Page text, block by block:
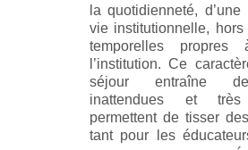
la quotidienneté,
vie institutionnelle, hors
temporelles
l’institution. Ce
séjour entraîne
inattendues et
permettent de tisser
tant pour les